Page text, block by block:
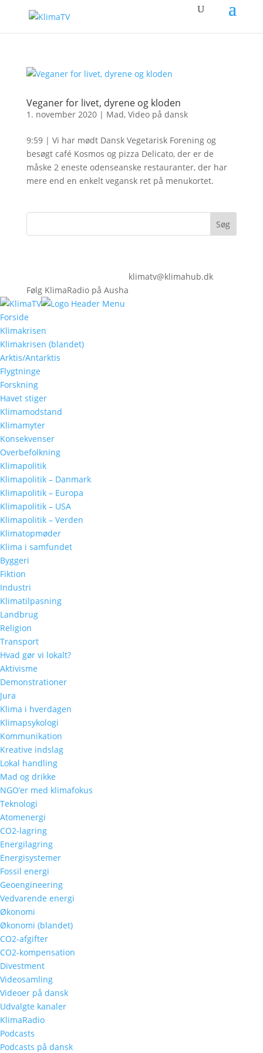
Veganer for livet, dyrene og kloden
1. november 2020| Mad, Video på dansk
9:59 | Vi har mødt Dansk Vegetarisk Forening og
besøgt café Kosmos og pizza Delicato, der er de
måske 2 eneste odenseanske restauranter, der har
mere end en enkelt vegansk ret på menukortet.
Følg KlimaRadio på Ausha
klimatv@klimahub.dk
Forside
Klimakrisen
Klimakrisen (blandet)
Arktis/Antarktis
Flygtninge
Forskning
Havet stiger
Klimamodstand
Klimamyter
Konsekvenser
Overbefolkning
Klimapolitik
Klimapolitik – Danmark
Klimapolitik – Europa
Klimapolitik – USA
Klimapolitik – Verden
Klimatopmøder
Klima i samfundet
Byggeri
Fiktion
Industri
Klimatilpasning
Landbrug
Religion
Transport
Hvad gør vi lokalt?
Aktivisme
Demonstrationer
Jura
Klima i hverdagen
Klimapsykologi
Kommunikation
Kreative indslag
Lokal handling
Mad og drikke
NGO’er med klimafokus
Teknologi
Atomenergi
CO2-lagring
Energilagring
Energisystemer
Fossil energi
Geoengineering
Vedvarende energi
Økonomi
Økonomi (blandet)
CO2-afgifter
CO2-kompensation
Divestment
Videosamling
Videoer på dansk
Udvalgte kanaler
KlimaRadio
Podcasts
Podcasts på dansk